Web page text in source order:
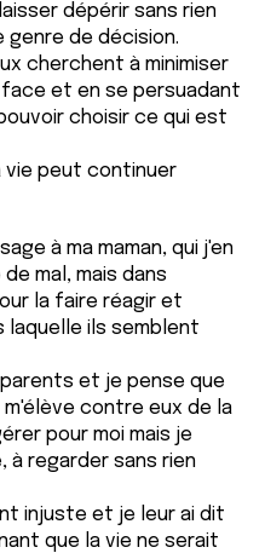
dépérir sans rien
genre de décision.
cherchent à minimiser
et en se persuadant
choisir ce qui est
vie peut continuer
à ma maman, qui j'en
mal, mais dans
la faire réagir et
ils semblent
et je pense que
contre eux de la
pour moi mais je
à regarder sans rien
injuste et je leur ai dit
que la vie ne serait